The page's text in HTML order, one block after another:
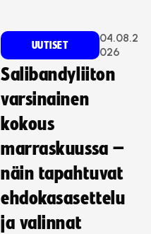
UUTISET
04.08.2
026
Salibandyliiton
varsinainen
kokous
marraskuussa –
näin tapahtuvat
ehdokasasettelu
ja valinnat